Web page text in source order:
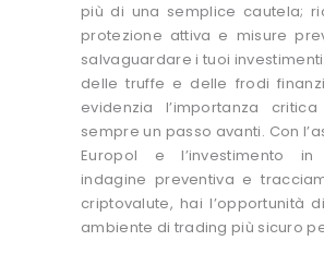
più di una semplice cautela;
protezione attiva e misure
salvaguardare i tuoi
delle truffe e delle frodi
evidenzia l’importanza
sempre un passo avanti. Con
Europol e l’investimento
indagine preventiva e
criptovalute, hai l’opportunità
ambiente di trading più sicuro